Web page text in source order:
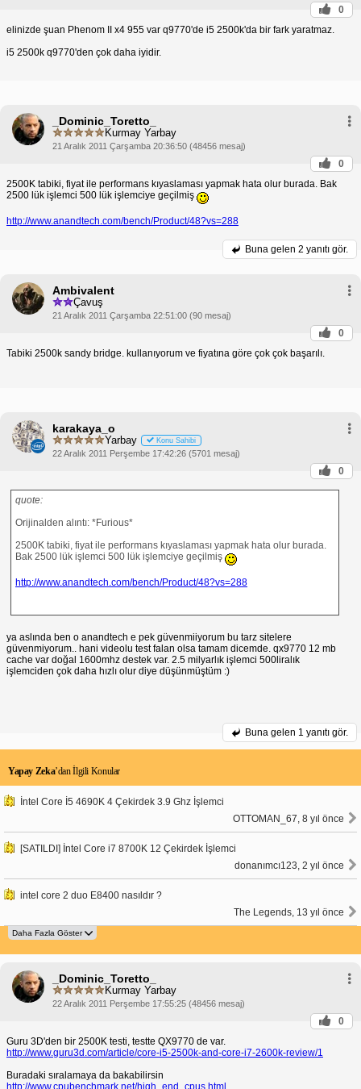
0
elinizde şuan Phenom II x4 955 var q9770'de i5 2500k'da bir fark yaratmaz.
i5 2500k q9770'den çok daha iyidir.
_Dominic_Toretto_
Kurmay Yarbay
21 Aralık 2011 Çarşamba 20:36:50 (48456 mesaj)
0
2500K tabiki, fiyat ile performans kıyaslaması yapmak hata olur burada. Bak
2500 lük işlemci 500 lük işlemciye geçilmiş
http://www.anandtech.com/bench/Product/48?vs=288
Buna gelen 2 yanıtı gör.
Ambivalent
Çavuş
21 Aralık 2011 Çarşamba 22:51:00 (90 mesaj)
0
Tabiki 2500k sandy bridge. kullanıyorum ve fiyatına göre çok çok başarılı.
karakaya_o
Yarbay Konu Sahibi
22 Aralık 2011 Perşembe 17:42:26 (5701 mesaj)
0
quote:
Orijinalden alıntı: *Furious*
2500K tabiki, fiyat ile performans kıyaslaması yapmak hata olur burada.
Bak 2500 lük işlemci 500 lük işlemciye geçilmiş
http://www.anandtech.com/bench/Product/48?vs=288
ya aslında ben o anandtech e pek güvenmiiyorum bu tarz sitelere
güvenmiyorum.. hani videolu test falan olsa tamam dicemde. qx9770 12 mb
cache var doğal 1600mhz destek var. 2.5 milyarlık işlemci 500liralık
işlemciden çok daha hızlı olur diye düşünmüştüm :)
Buna gelen 1 yanıtı gör.
Yapay Zeka’dan İlgili Konular
İntel Core İ5 4690K 4 Çekirdek 3.9 Ghz İşlemci
OTTOMAN_67, 8 yıl önce
[SATILDI] İntel Core i7 8700K 12 Çekirdek İşlemci
donanımcı123, 2 yıl önce
intel core 2 duo E8400 nasıldır ?
The Legends, 13 yıl önce
_Dominic_Toretto_
Kurmay Yarbay
22 Aralık 2011 Perşembe 17:55:25 (48456 mesaj)
0
Guru 3D'den bir 2500K testi, testte QX9770 de var.
http://www.guru3d.com/article/core-i5-2500k-and-core-i7-2600k-review/1
Buradaki sıralamaya da bakabilirsin
http://www.cpubenchmark.net/high_end_cpus.html